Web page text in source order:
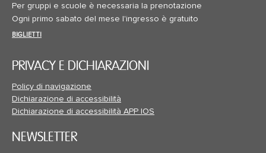
Per gruppi e scuole è necessaria la prenotazione
Ogni primo sabato del mese l'ingresso è gratuito
BIGLIETTI
PRIVACY E DICHIARAZIONI
Policy di navigazione
Dichiarazione di accessibilità
Dichiarazione di accessibilità APP IOS
NEWSLETTER